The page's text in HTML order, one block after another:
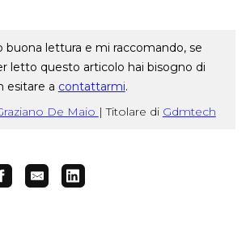
buona lettura e mi raccomando, se
letto questo articolo hai bisogno di
esitare a contattarmi.
De Maio | Titolare di Gdmtech